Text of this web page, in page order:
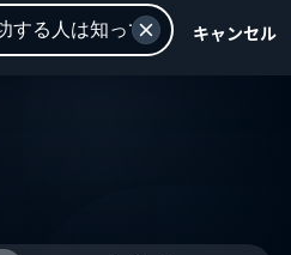
キャンセル